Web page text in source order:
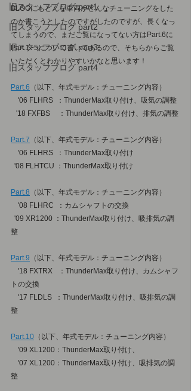
旧スタッフブログ part1
旧スタッフブログ part2
旧スタッフブログ part3
旧スタッフブログ part4
BLOGにもどんな車両がどんなチューニングをした
のか書こうとしたのですがしたのですが、長くなっ
てしまうので、まだご覧になってない方はPart.6に
Part.1~5について書いてあるので、そちらからご覧
いただくとわかりやすいかなと思います！
Part.6 （以下、年式モデル：チューニング内容）
'06 FLHRS  ：ThunderMax取り付け、吸気の調整
   '18 FXFBS	：ThunderMax取り付け、排気の調整
Part.7 （以下、年式モデル：チューニング内容）
'06 FLHRS  ：ThunderMax取り付け
  '08 FLHTCU ：ThunderMax取り付け
Part.8 （以下、年式モデル：チューニング内容）
'08 FLHRC  ：カムシャフトの交換
整
Part.9 （以下、年式モデル：チューニング内容）
'18 FXTRX	：ThunderMax取り付け、カムシャフ
トの交換
'17 FLDLS  ：ThunderMax取り付け、吸排気の調
整
Part.10 （以下、年式モデル：チューニング内容）
'09 XL1200：ThunderMax取り付け、
'07 XL1200：ThunderMax取り付け、吸排気の調
整